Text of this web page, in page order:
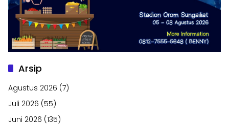
Arsip
Agustus 2026 (7)
Juli 2026 (55)
Juni 2026 (135)